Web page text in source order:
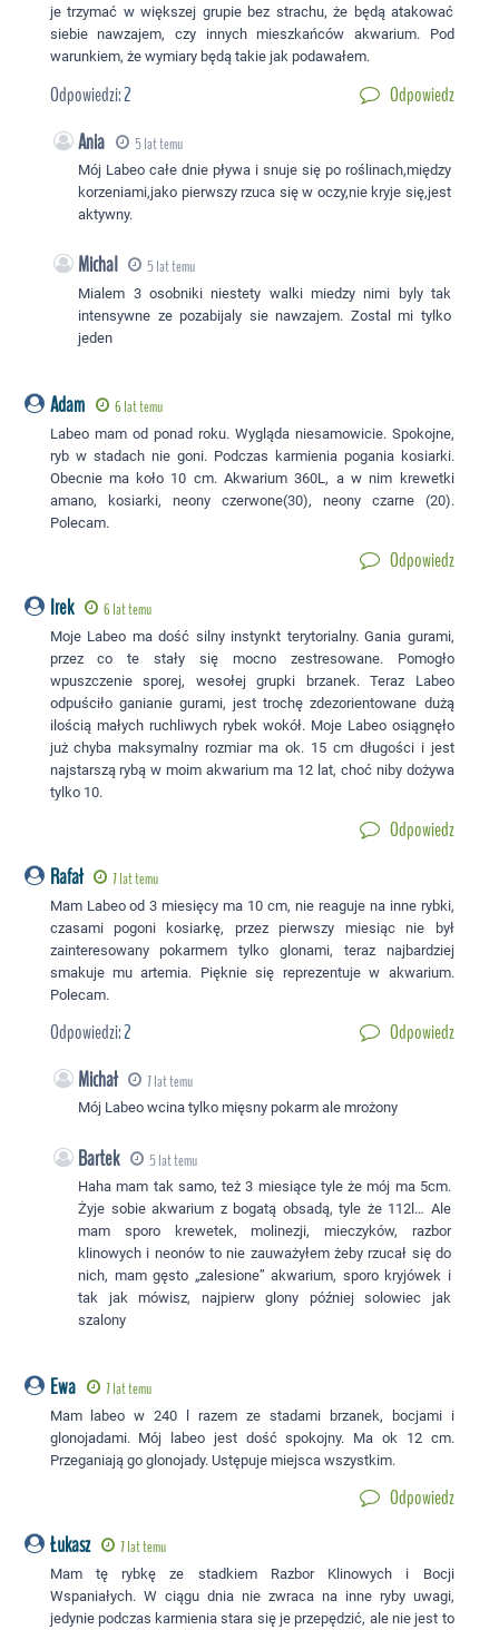
je trzymać w większej grupie bez strachu, że będą atakować
siebie nawzajem, czy innych mieszkańców akwarium. Pod
warunkiem, że wymiary będą takie jak podawałem.
Odpowiedzi:2 Odpowiedz
Ania 5 lat temu
Mój Labeo całe dnie pływa i snuje się po roślinach,między
korzeniami,jako pierwszy rzuca się w oczy,nie kryje się,jest
aktywny.
Michal 5 lat temu
Mialem 3 osobniki niestety walki miedzy nimi byly tak
intensywne ze pozabijaly sie nawzajem. Zostal mi tylko
jeden
Adam 6 lat temu
Labeo mam od ponad roku. Wygląda niesamowicie. Spokojne,
ryb w stadach nie goni. Podczas karmienia pogania kosiarki.
Obecnie ma koło 10 cm. Akwarium 360L, a w nim krewetki
amano, kosiarki, neony czerwone(30), neony czarne (20).
Polecam.
Odpowiedz
Irek 6 lat temu
Moje Labeo ma dość silny instynkt terytorialny. Gania gurami,
przez co te stały się mocno zestresowane. Pomogło
wpuszczenie sporej, wesołej grupki brzanek. Teraz Labeo
odpuściło ganianie gurami, jest trochę zdezorientowane dużą
ilością małych ruchliwych rybek wokół. Moje Labeo osiągnęło
już chyba maksymalny rozmiar ma ok. 15 cm długości i jest
najstarszą rybą w moim akwarium ma 12 lat, choć niby dożywa
tylko 10.
Odpowiedz
Rafał 7 lat temu
Mam Labeo od 3 miesięcy ma 10 cm, nie reaguje na inne rybki,
czasami pogoni kosiarkę, przez pierwszy miesiąc nie był
zainteresowany pokarmem tylko glonami, teraz najbardziej
smakuje mu artemia. Pięknie się reprezentuje w akwarium.
Polecam.
Odpowiedzi:2 Odpowiedz
Michał 7 lat temu
Mój Labeo wcina tylko mięsny pokarm ale mrożony
Bartek 5 lat temu
Haha mam tak samo, też 3 miesiące tyle że mój ma 5cm.
Żyje sobie akwarium z bogatą obsadą, tyle że 112l… Ale
mam sporo krewetek, molinezji, mieczyków, razbor
klinowych i neonów to nie zauważyłem żeby rzucał się do
nich, mam gęsto „zalesione” akwarium, sporo kryjówek i
tak jak mówisz, najpierw glony później solowiec jak
szalony
Ewa 7 lat temu
Mam labeo w 240 l razem ze stadami brzanek, bocjami i
glonojadami. Mój labeo jest dość spokojny. Ma ok 12 cm.
Przeganiają go glonojady. Ustępuje miejsca wszystkim.
Odpowiedz
Łukasz 7 lat temu
Mam tę rybkę ze stadkiem Razbor Klinowych i Bocji
Wspaniałych. W ciągu dnia nie zwraca na inne ryby uwagi,
jedynie podczas karmienia stara się je przepędzić, ale nie jest to